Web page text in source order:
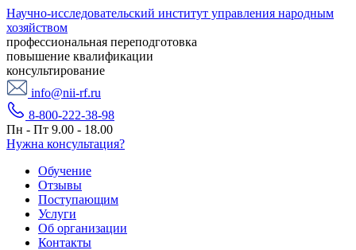
Научно-исследовательский институт управления народным
хозяйством
профессиональная переподготовка
повышение квалификации
консультирование
info@nii-rf.ru
8-800-222-38-98
Пн - Пт 9.00 - 18.00
Нужна консультация?
Обучение
Отзывы
Поступающим
Услуги
Об организации
Контакты